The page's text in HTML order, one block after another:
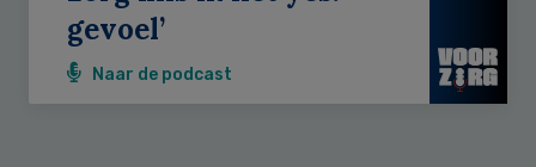
gevoel’
Naar de podcast